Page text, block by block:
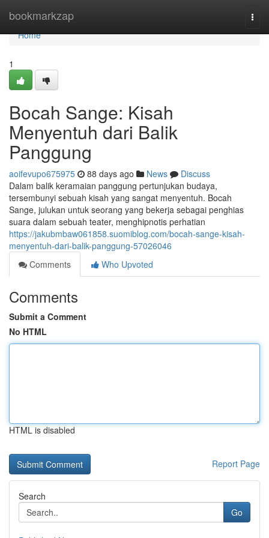
bookmarkzap
Home
Home
1
Bocah Sange: Kisah
Menyentuh dari Balik
Panggung
aoifevupo675975 88 days ago News
Discuss
Dalam balik keramaian panggung pertunjukan budaya,
tersembunyi sebuah kisah yang sangat menyentuh. Bocah
Sange, julukan untuk seorang yang bekerja sebagai penghias
suara dalam sebuah teater, menghipnotis perhatian
https://jakubmbaw061858.suomiblog.com/bocah-sange-kisah-
menyentuh-dari-balik-panggung-57026046
Comments
Who Upvoted
Comments
Submit a Comment
No HTML
HTML is disabled
Report Page
Search
Go